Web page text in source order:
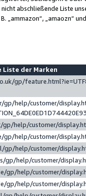
abschließende Liste
„ammazon“, „amaozn“
Liste der Marken
gp/
gp/help/customer/
help/customer/
help/customer/
gp/help/customer/
gp/help/customer/
gp/help/customer/
gp/help/customer/